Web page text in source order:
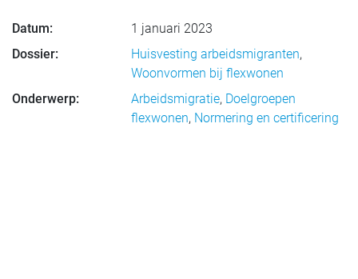
Datum:
1 januari 2023
Dossier:
Huisvesting arbeidsmigranten,
Woonvormen bij flexwonen
Onderwerp:
Arbeidsmigratie, Doelgroepen
flexwonen, Normering en certificering